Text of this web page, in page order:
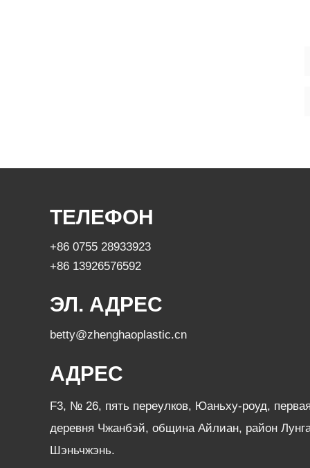
ТЕЛЕФОН
+86 0755 28933923
+86 13926576592
ЭЛ. АДРЕС
betty@zhenghaoplastic.cn
АДРЕС
F3, № 26, пять переулков, Юаньху-роуд, первая
деревня Чжанбэй, община Айлиан, район
Шэньчжэнь.